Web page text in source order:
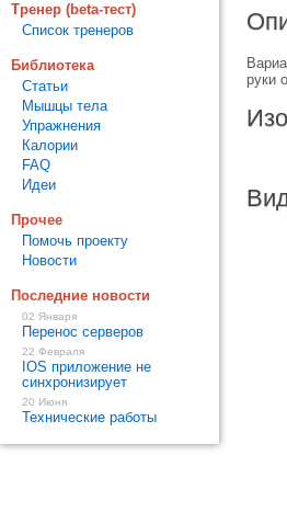
руки
Тренер (beta-тест)
Список тренеров
Библиотека
Статьи
Мышцы тела
Упражнения
Калории
FAQ
Идеи
Прочее
Помочь проекту
Новости
Последние новости
02 Января
Перенос серверов
22 Февраля
IOS приложение не
синхронизирует
20 Июня
Технические работы